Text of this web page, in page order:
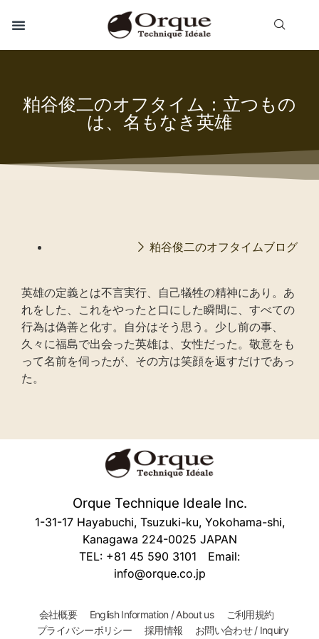
粕谷俊二のオフタイム：立つもの
は、名もなき英雄
粕谷俊二のオフタイムブログ
英雄の定義とは不言実行、自己犠牲の精神にあり。あ
れをした、これをやったと口にした瞬間に、すべての
行為は偽善と化す。自分はそう思う。少し前の事、
久々に福島で出会った英雄は、女性だった。敬意をも
って名前を伺ったが、その方は笑顔を返すだけであっ
た。
Orque Technique Ideale Inc.
1-31-17 Hayabuchi, Tsuzuki-ku, Yokohama-shi,
Kanagawa 224-0025 JAPAN
TEL: +81 45 590 3101 Email:
info@orque.co.jp
会社概要 English Information / About us
ご利用規約
プライバシーポリシー
採用情報 お問い合わせ / Inquiry